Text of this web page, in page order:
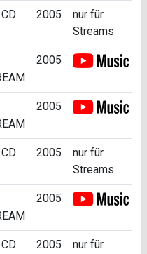
CD 2005
nur für
Streams
2005
2005
CD 2005
nur für
Streams
2005
CD 2005
nur für